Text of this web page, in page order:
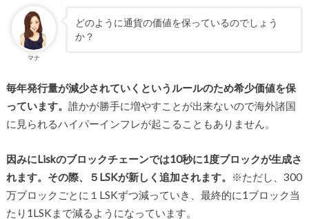
マナ
どのように通貨の価値を保っているのでしょう
か？
毎年発行量が減少されていくというルールのため希少価値を保
っています。 誰かが勝手に増やすことが出来ないので海外諸国
に見られるハイパーインフレが起こることもありません。
因みにLiskのブロックチェーンでは10秒に1度ブロックが生成さ
れます。その際、５LSKが新しく追加されます。
※ただし、300
万ブロックごとに１LSKずつ減っていき、最終的に1ブロック当
たり1LSKまで減るようになっています。